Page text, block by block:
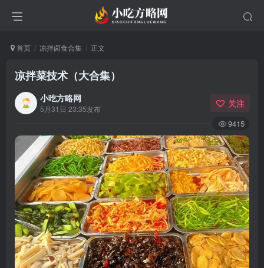
首页 凉拌卤食合集 正文
凉拌菜技术（大合集）
小吃方略网
5月31日 23:35发布 关注
9415